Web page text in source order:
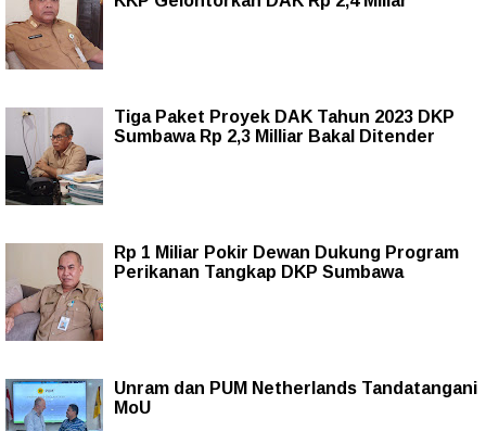
Tiga Paket Proyek DAK Tahun 2023 DKP
Sumbawa Rp 2,3 Milliar Bakal Ditender
Rp 1 Miliar Pokir Dewan Dukung Program
Perikanan Tangkap DKP Sumbawa
Unram dan PUM Netherlands Tandatangani
MoU